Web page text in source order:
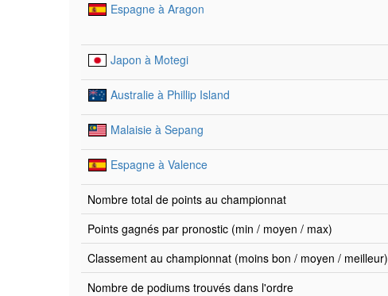
Espagne à Aragon
Japon à Motegi
Australie à Phillip Island
Malaisie à Sepang
Espagne à Valence
Nombre total de points au championnat
Points gagnés par pronostic (min / moyen / max)
Classement au championnat (moins bon / moyen / meilleur)
Nombre de podiums trouvés dans l'ordre